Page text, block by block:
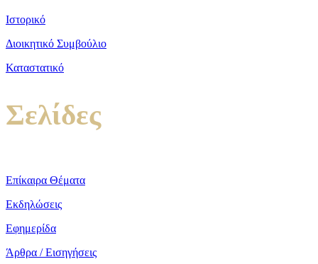
Ιστορικό
Διοικητικό Συμβούλιο
Καταστατικό
Σελίδες
Επίκαιρα Θέματα
Εκδηλώσεις
Εφημερίδα
Άρθρα / Εισηγήσεις